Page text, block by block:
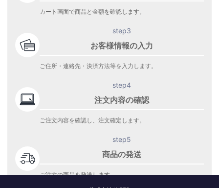
カート画面で商品と金額を確認します。
step3
お客様情報の入力
ご住所・連絡先・決済方法等を入力します。
step4
注文内容の確認
ご注文内容を確認し、注文確定します。
step5
商品の発送
ご注文の商品を発送します。